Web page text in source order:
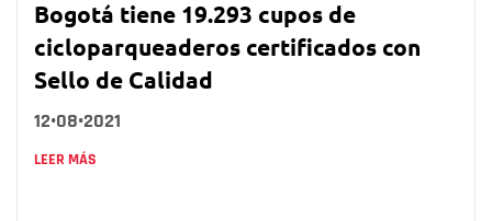
Bogotá tiene 19.293 cupos de
cicloparqueaderos certificados con
Sello de Calidad
12•08•2021
LEER MÁS